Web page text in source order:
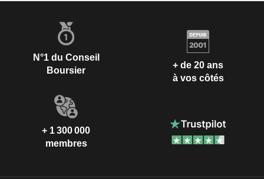
N°1 du Conseil
Boursier
+ de 20 ans
à vos côtés
+ 1 300 000
membres